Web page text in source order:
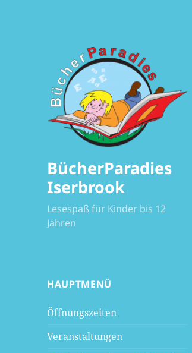
BücherParadies
Iserbrook
Lesespaß für Kinder bis 12
Jahren
HAUPTMENÜ
Öffnungszeiten
Veranstaltungen